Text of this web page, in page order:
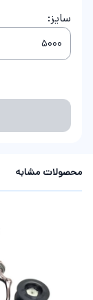
سایز:
محصولات مشابه